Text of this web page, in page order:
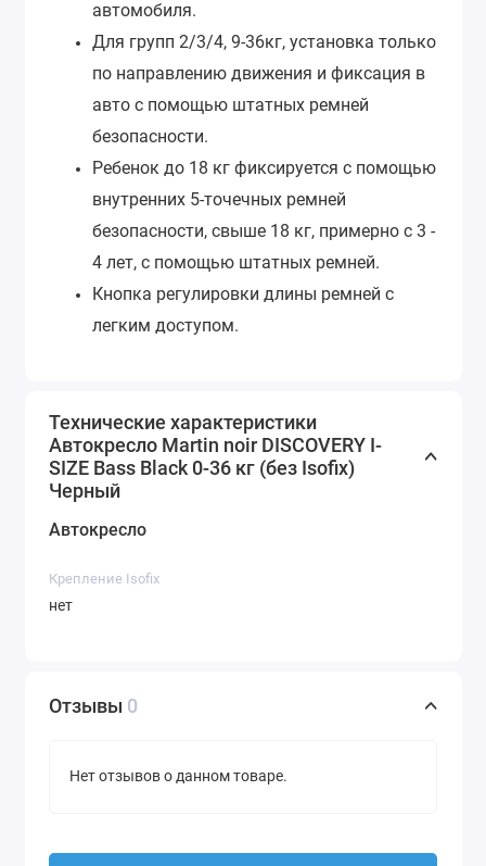
автомобиля.
Для групп 2/3/4, 9-36кг, установка только
по направлению движения и фиксация в
авто с помощью штатных ремней
безопасности.
Ребенок до 18 кг фиксируется с помощью
внутренних 5-точечных ремней
безопасности, свыше 18 кг, примерно с 3 -
4 лет, с помощью штатных ремней.
Кнопка регулировки длины ремней с
легким доступом.
Технические характеристики
Автокресло Martin noir DISCOVERY I-
SIZE Bass Black 0-36 кг (без Isofix)
Черный
Автокресло
Крепление Isofix
нет
Отзывы 0
Нет отзывов о данном товаре.